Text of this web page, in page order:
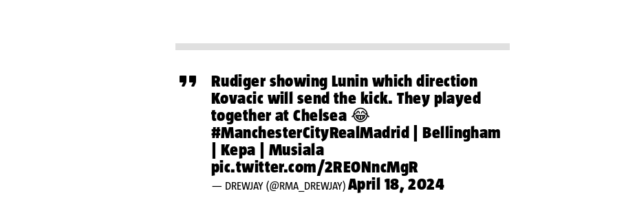
Rudiger showing Lunin which direction
Kovacic will send the kick. They played
together at Chelsea 😂
#ManchesterCityRealMadrid | Bellingham
| Kepa | Musiala
pic.twitter.com/2RE0NncMgR
— DREWJAY (@RMA_DREWJAY) April 18, 2024